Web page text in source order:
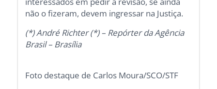
não o fizeram, devem ingressar na Justiça.
(*) André Richter (*) – Repórter da Agência
Brasil – Brasília
Foto destaque de Carlos Moura/SCO/STF